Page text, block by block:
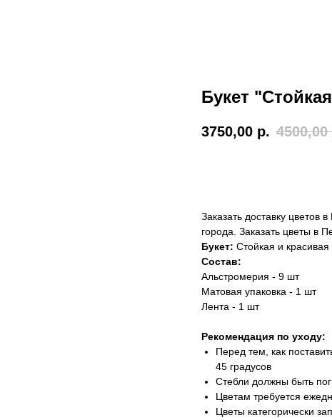
Букет
3750,00 р. 4500,00
Заказать доставку цветов
города. Заказать цветы в
Букет: Стойкая и
Состав:
Альстромерия - 9 шт
Матовая упаковка - 1 шт
Лента - 1 шт
Рекомендация по уходу:
Перед тем, как
45 градусов
Стебли должны быть
Цветам требуется
Цветы категорически